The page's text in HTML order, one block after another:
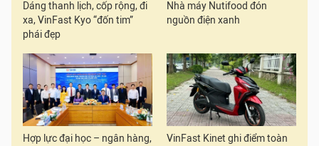
Dáng thanh lịch, cốp rộng, đi
xa, VinFast Kyo “đốn tim”
phái đẹp
Nhà máy Nutifood đón
nguồn điện xanh
Hợp lực đại học – ngân hàng,
VinFast Kinet ghi điểm toàn